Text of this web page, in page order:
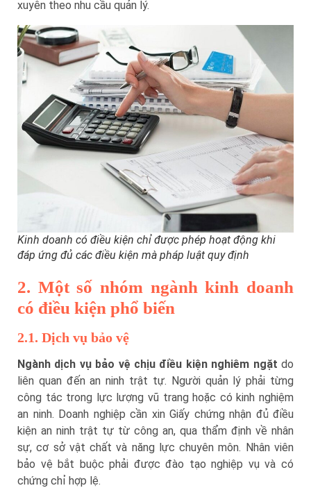
xuyên theo nhu cầu quản lý.
Kinh doanh có điều kiện chỉ được phép hoạt động khi
đáp ứng đủ các điều kiện mà pháp luật quy định
2. Một số nhóm ngành kinh doanh
có điều kiện phổ biến
2.1. Dịch vụ bảo vệ
Ngành dịch vụ bảo vệ chịu điều kiện nghiêm ngặt do
liên quan đến an ninh trật tự. Người quản lý phải từng
công tác trong lực lượng vũ trang hoặc có kinh nghiệm
an ninh. Doanh nghiệp cần xin Giấy chứng nhận đủ điều
kiện an ninh trật tự từ công an, qua thẩm định về nhân
sự, cơ sở vật chất và năng lực chuyên môn. Nhân viên
bảo vệ bắt buộc phải được đào tạo nghiệp vụ và có
chứng chỉ hợp lệ.